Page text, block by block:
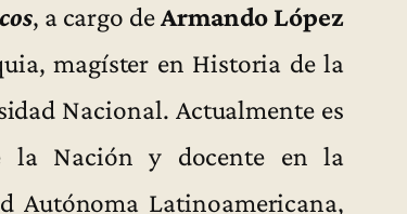
, a cargo deArmando López
magíster en Historia de la
Nacional. Actualmente es
la Nación y docente en la
Autónoma Latinoamericana,